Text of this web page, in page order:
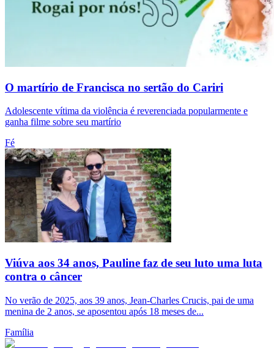
O martírio de Francisca no sertão do Cariri
Adolescente vítima da violência é reverenciada popularmente e
ganha filme sobre seu martírio
Fé
Viúva aos 34 anos, Pauline faz de seu luto uma luta
contra o câncer
No verão de 2025, aos 39 anos, Jean-Charles Crucis, pai de uma
menina de 2 anos, se aposentou após 18 meses de...
Família